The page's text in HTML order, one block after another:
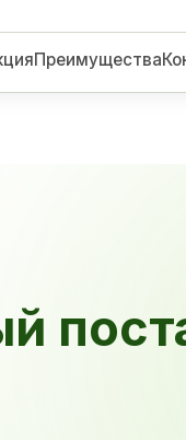
Преимущества